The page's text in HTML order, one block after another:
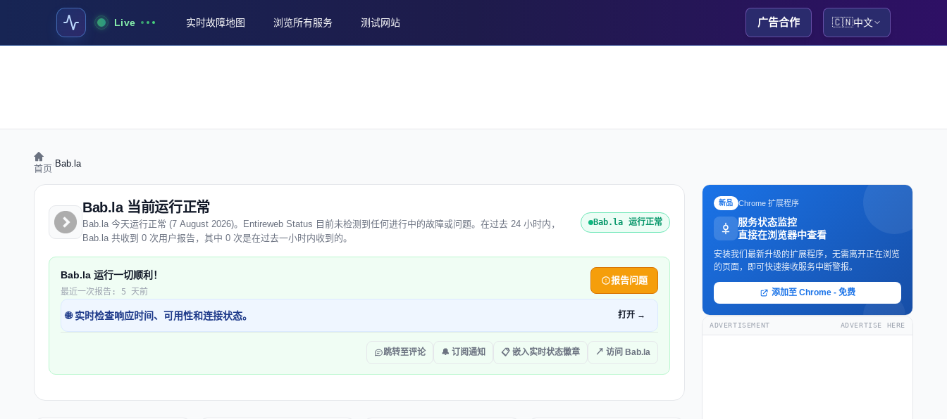
Live 实时故障地图 浏览所有服务 测试网站 广告合作 🇨🇳中文
首页 Bab.la
Bab.la 当前运行正常
Bab.la 今天运行正常 (7 August 2026)。Entireweb Status 目前未检测到任何进行中的故障或问题。在过去 24 小时内，
Bab.la 共收到 0 次用户报告，其中 0 次是在过去一小时内收到的。
Bab.la 运行正常
Bab.la 运行一切顺利！
最近一次报告: 5 天前
报告问题
🌐 实时检查响应时间、可用性和连接状态。 打开 →
跳转至评论 🔔 订阅通知 📋 嵌入实时状态徽章 ↗ 访问 Bab.la
新品 Chrome 扩展程序
服务状态监控
直接在浏览器中查看
安装我们最新升级的扩展程序，无需离开正在浏览
的页面，即可快速接收服务中断警报。
添加至 Chrome - 免费
ADVERTISEMENT ADVERTISE HERE